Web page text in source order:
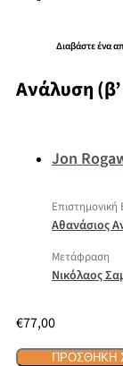
Διαβάστε ένα
Ανάλυση
Jon
Επιστημονική
Αθανάσιος
Μετάφραση
Νικόλαος
€77,00
ΠΡΟΣΘΉΚΗ